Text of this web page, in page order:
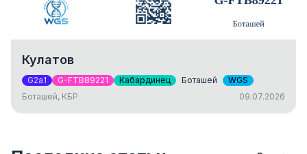
Кулатов
G2a1 G-FTB89221 Кабардинец Боташей
WGS
Боташей, КБР
09.07.2026